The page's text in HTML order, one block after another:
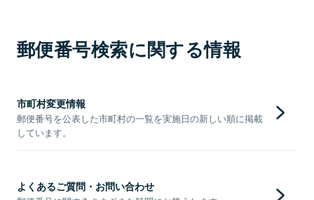
郵便番号検索に関する情報
市町村変更情報
郵便番号を公表した市町村の一覧を実施日の新しい順に掲載
しています。
よくあるご質問・お問い合わせ